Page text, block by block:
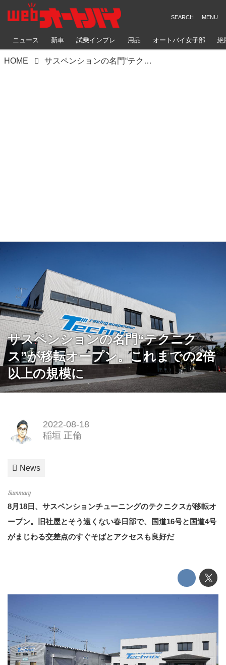
ニュース 新車 試乗インプレ 用品 オートバイ女子部 絶
HOME サスペンションの名門“テクニクス”が移転オープン。これまでの2倍以上の規模に
サスペンションの名門“テクニク
ス”が移転オープン。これまでの2倍
以上の規模に
2022-08-18
稲垣 正倫
News
8月18日、サスペンションチューニングのテクニクスが移転オ
ープン。旧社屋とそう遠くない春日部で、国道16号と国道4号
がまじわる交差点のすぐそばとアクセスも良好だ